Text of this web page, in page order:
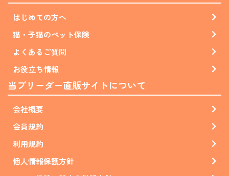
はじめての方へ
猫・子猫のペット保険
よくあるご質問
お役立ち情報
当ブリーダー直販サイトについて
会社概要
会員規約
利用規約
個人情報保護方針